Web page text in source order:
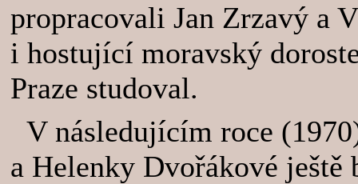
propracovali Jan Zrzavý a
i hostující moravský
Praze studoval.
V následujícím roce
a Helenky Dvořákové